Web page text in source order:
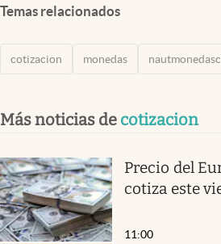
Temas relacionados
cotizacion monedas
Más noticias de cotizacion
Precio del
cotiza este
11:00